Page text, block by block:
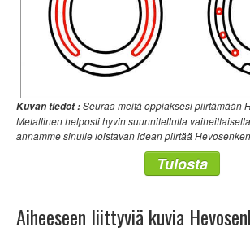
Kuvan tiedot :Seuraa meitä oppiaksesi piirtämään
Metallinen helposti hyvin suunnitellulla
annamme sinulle loistavan idean piirtää
Tulosta
Aiheeseen liittyviä kuvia